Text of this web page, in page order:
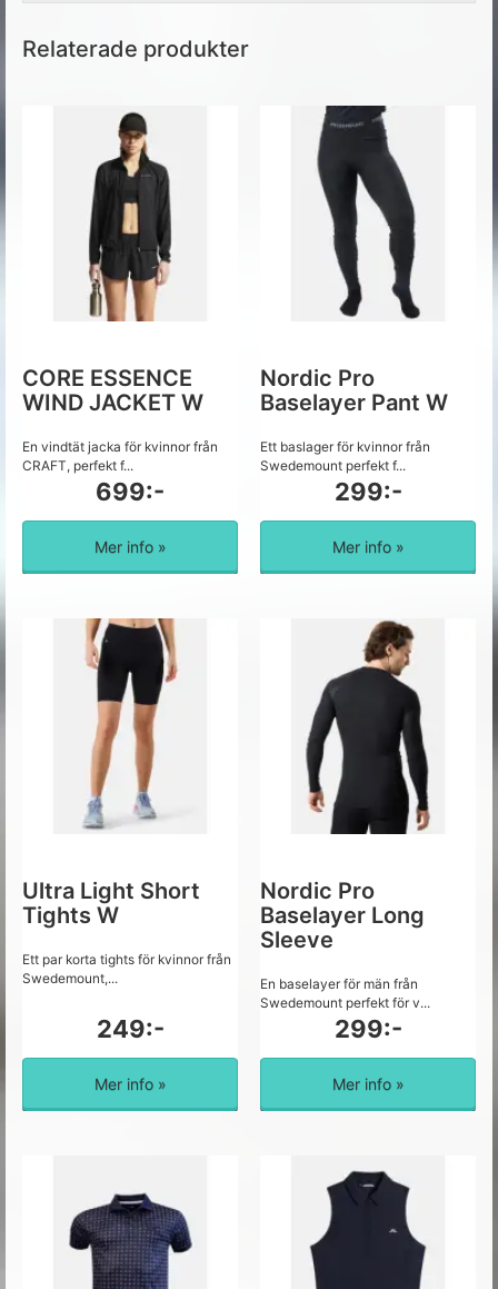
Relaterade produkter
CORE ESSENCE
WIND JACKET W
En vindtät jacka för kvinnor från
CRAFT, perfekt f...
699:-
Mer info »
Nordic Pro
Baselayer Pant W
Ett baslager för kvinnor från
Swedemount perfekt f...
299:-
Mer info »
Ultra Light Short
Tights W
Ett par korta tights för kvinnor från
Swedemount,...
249:-
Mer info »
Nordic Pro
Baselayer Long
Sleeve
En baselayer för män från
Swedemount perfekt för v...
299:-
Mer info »